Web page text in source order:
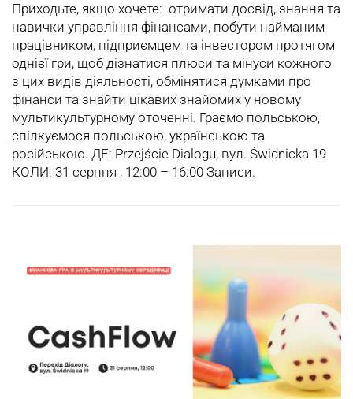
Приходьте, якщо хочете: отримати досвід, знання та
навички управління фінансами, побути найманим
працівником, підприємцем та інвестором протягом
однієї гри, щоб дізнатися плюси та мінуси кожного
з цих видів діяльності, обмінятися думками про
фінанси та знайти цікавих знайомих у новому
мультикультурному оточенні. Граємо польською,
спілкуємося польською, українською та
російською. ДЕ: Przejście Dialogu, вул. Świdnicka 19
КОЛИ: 31 серпня , 12:00 – 16:00 Записи.